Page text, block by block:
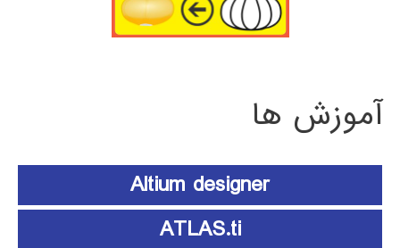
آموزش ها
Altium designer
ATLAS.ti